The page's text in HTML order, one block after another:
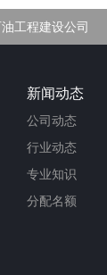
工程建设公司
新闻动态
公司动态
行业动态
专业知识
分配名额